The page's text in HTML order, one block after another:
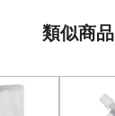
類似商品